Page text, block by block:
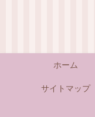
ホーム
サイトマップ